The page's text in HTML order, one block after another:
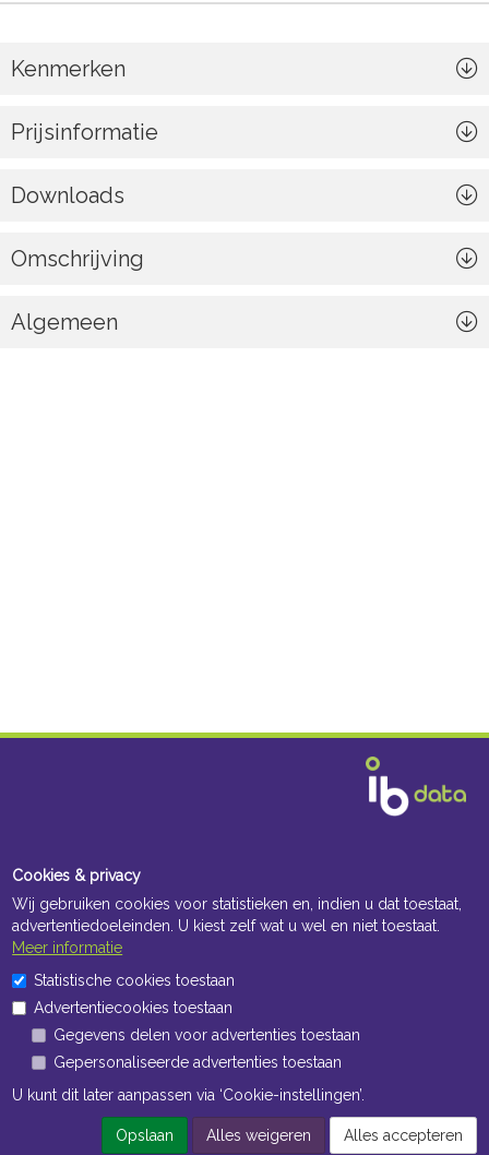
Kenmerken
Prijsinformatie
Downloads
Omschrijving
Algemeen
Cookies & privacy
Wij gebruiken cookies voor statistieken en, indien u dat toestaat,
advertentiedoeleinden. U kiest zelf wat u wel en niet toestaat.
Meer informatie
Statistische cookies toestaan
Advertentiecookies toestaan
Gegevens delen voor advertenties toestaan
Gepersonaliseerde advertenties toestaan
U kunt dit later aanpassen via ‘Cookie-instellingen’.
Opslaan Alles weigeren Alles accepteren